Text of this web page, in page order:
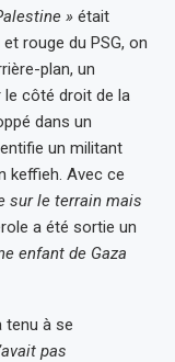
» était
rouge du PSG, on
plan, un
le côté droit de la
dans un
un militant
keffieh. Avec ce
sur le terrain mais
a été sortie un
enfant de Gaza
tenu à se
pas